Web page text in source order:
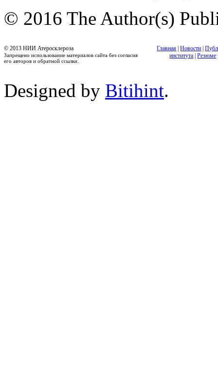
© 2016 The Author(s)
© 2013 НИИ Атеросклероза
Запрещено использование материалов сайта без согласия
его авторов и обратной ссылки.
Главная |Новости |
института |Резюме
Designed by Bitihint.